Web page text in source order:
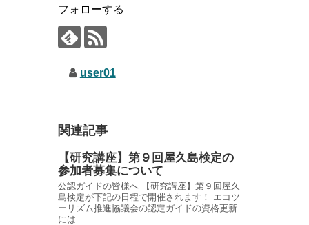
フォローする
user01
関連記事
【研究講座】第９回屋久島検定の
参加者募集について
公認ガイドの皆様へ 【研究講座】第９回屋久
島検定が下記の日程で開催されます！ エコツ
ーリズム推進協議会の認定ガイドの資格更新
には...